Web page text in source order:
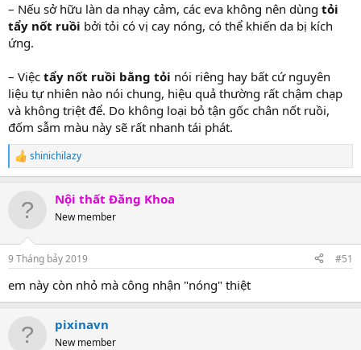
– Nếu sở hữu làn da nhạy cảm, các eva không nên dùng tỏi
tẩy nốt ruồi bởi tỏi có vị cay nóng, có thể khiến da bị kích
ứng.
– Việc tẩy nốt ruồi bằng tỏi nói riêng hay bất cứ nguyên
liệu tự nhiên nào nói chung, hiệu quả thường rất chậm chạp
và không triệt để. Do không loại bỏ tận gốc chân nốt ruồi,
đốm sẫm màu này sẽ rất nhanh tái phát.
R
e
s
shinichilazy
Nội thất Đăng Khoa
New member
9 Tháng bảy 2019 #51
em này còn nhỏ mà công nhận "nóng" thiệt
pixinavn
New member